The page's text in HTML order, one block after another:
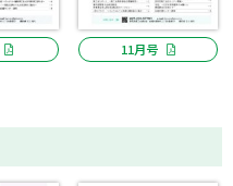
11月号